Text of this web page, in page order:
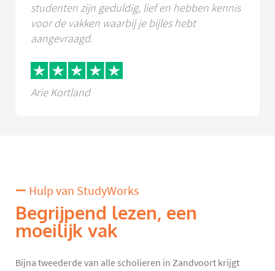
studenten zijn geduldig, lief en hebben kennis
voor de vakken waarbij je bijles hebt
aangevraagd.
Arie Kortland
Hulp van StudyWorks
Begrijpend lezen, een
moeilijk vak
Bijna tweederde van alle scholieren in Zandvoort krijgt